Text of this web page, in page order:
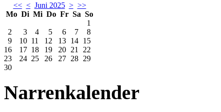
<< < Juni 2025 > >>
Mo Di Mi Do Fr Sa So
1
2
3 4 5 6 7
8
9
10 11 12 13 14 15
16
17 18 19 20 21
22
23
24 25 26 27 28 29
30
Narrenkalender